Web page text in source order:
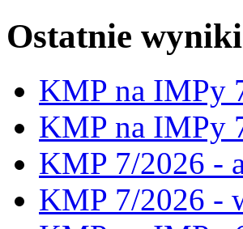
Ostatnie wyniki
KMP na IMPy
KMP na IMPy
KMP 7/2026 -
KMP 7/2026 -